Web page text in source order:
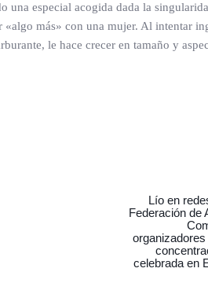
especial acogida dada la
más» con una mujer. Al intentar
le hace crecer en tamaño y
Lío en
Federación de
celebrada en